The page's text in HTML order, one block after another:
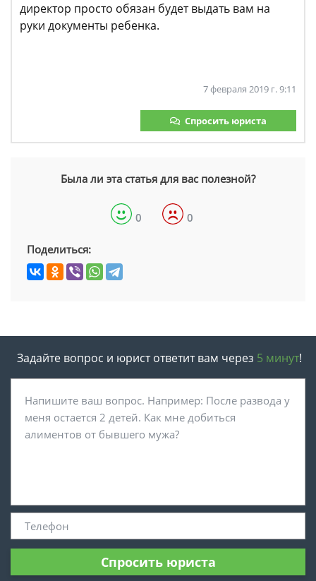
директор просто обязан будет выдать вам на
руки документы ребенка.
7 февраля 2019 г. 9:11
Спросить юриста
Была ли эта статья для вас полезной?
0 0
Поделиться:
Задайте вопрос и юрист ответит вам через 5 минут!
Спросить юриста